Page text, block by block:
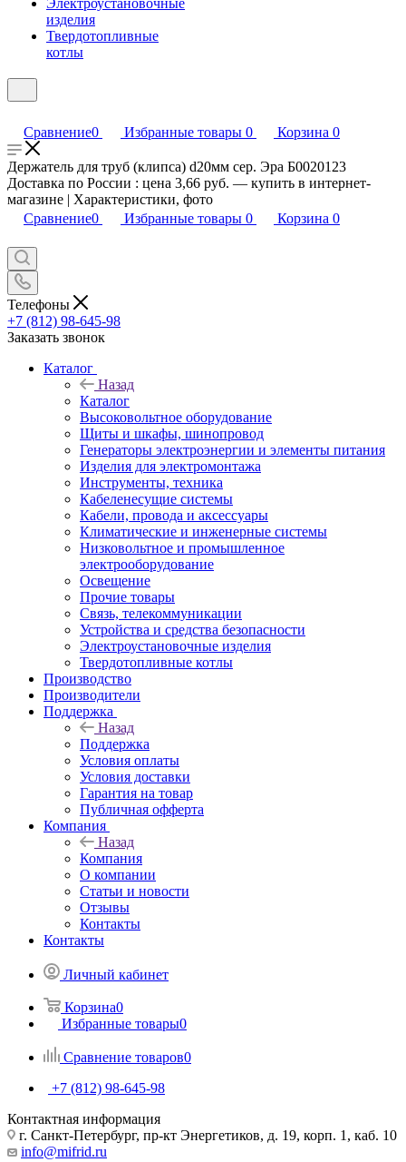
Электроустановочные
изделия
Твердотопливные
котлы
Сравнение0 Избранные товары 0 Корзина 0
Держатель для труб (клипса) d20мм сер. Эра Б0020123
Доставка по России : цена 3,66 руб. — купить в интернет-
магазине | Характеристики, фото
Сравнение0 Избранные товары 0 Корзина 0
Телефоны
+7 (812) 98-645-98
Заказать звонок
Каталог
Назад
Каталог
Высоковольтное оборудование
Щиты и шкафы, шинопровод
Генераторы электроэнергии и элементы питания
Изделия для электромонтажа
Инструменты, техника
Кабеленесущие системы
Кабели, провода и аксессуары
Климатические и инженерные системы
Низковольтное и промышленное
электрооборудование
Освещение
Прочие товары
Связь, телекоммуникации
Устройства и средства безопасности
Электроустановочные изделия
Твердотопливные котлы
Производство
Производители
Поддержка
Назад
Поддержка
Условия оплаты
Условия доставки
Гарантия на товар
Публичная офферта
Компания
Назад
Компания
О компании
Статьи и новости
Отзывы
Контакты
Контакты
Личный кабинет
Корзина0
Избранные товары0
Сравнение товаров0
+7 (812) 98-645-98
Контактная информация
г. Санкт-Петербург, пр-кт Энергетиков, д. 19, корп. 1, каб. 10
info@mifrid.ru